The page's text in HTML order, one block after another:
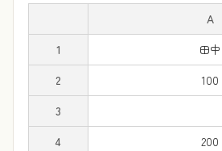
A
1
田中
2
100
3
4
200